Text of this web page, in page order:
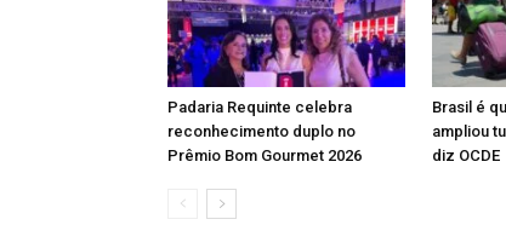
Padaria Requinte celebra
reconhecimento duplo no
Prêmio Bom Gourmet 2026
Brasil é
ampliou
diz OCDE